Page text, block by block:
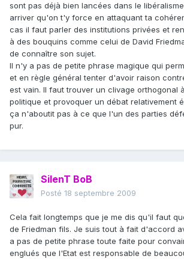
sont pas déjà bien lancées dans le
arriver qu'on t'y force en attaquant ta
cas il faut parler des institutions privées et
à des bouquins comme celui de David
de connaître son sujet.
Il n'y a pas de petite phrase magique qui
et en règle général tenter d'avoir raison
est vain. Il faut trouver un clivage orthogonal
politique et provoquer un débat relativement
ça n'aboutit pas à ce que l'un des parties
pur.
SilenT BoB
Posté 18 septembre 2009
Cela fait longtemps que je me dis qu'il faut
de Friedman fils. Je suis tout à fait d'accord
a pas de petite phrase toute faite pour
englués que l'Etat est responsable de